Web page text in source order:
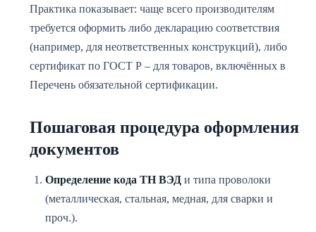
Практика показывает: чаще всего производителям
требуется оформить либо декларацию соответствия
(например, для неответственных конструкций), либо
сертификат по ГОСТ Р – для товаров, включённых в
Перечень обязательной сертификации.
Пошаговая процедура оформления
документов
Определение кода ТН ВЭД и типа проволоки
(металлическая, стальная, медная, для сварки и
проч.).